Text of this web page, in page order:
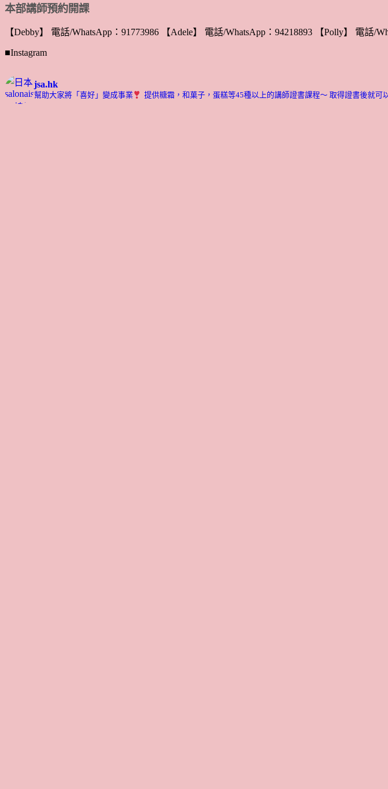
本部講師預約開課
【Debby】 電話/WhatsApp：91773986 【Adele】 電話/WhatsApp：94218893 【Polly】 電話/
■Instagram
jsa.hk
幫助大家將「喜好」變成事業 提供糖霜，和菓子，蛋糕等45種以上的講師證書課程～ 取得證書後就可